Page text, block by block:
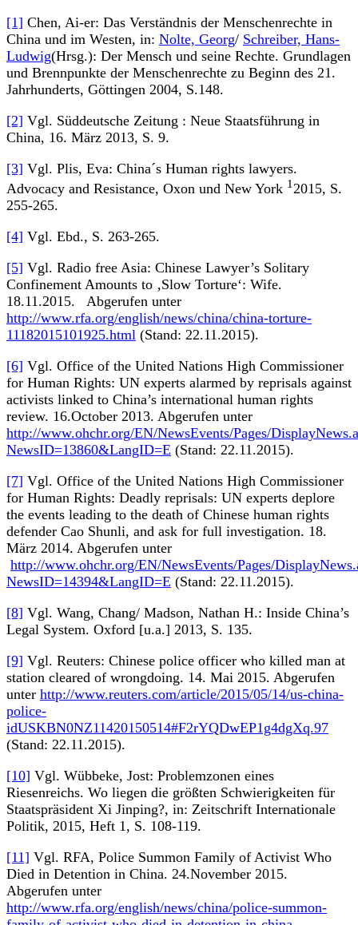
[1] Chen, Ai-er: Das Verständnis der Menschenrechte in
China und im Westen, in: Nolte, Georg/ Schreiber, Hans-
Ludwig(Hrsg.): Der Mensch und seine Rechte. Grundlagen
und Brennpunkte der Menschenrechte zu Beginn des 21.
Jahrhunderts, Göttingen 2004, S.148.
[2] Vgl. Süddeutsche Zeitung : Neue Staatsführung in
China, 16. März 2013, S. 9.
[3] Vgl. Plis, Eva: China´s Human rights lawyers.
Advocacy and Resistance, Oxon und New York 1 2015, S.
255-265.
[4] Vgl. Ebd., S. 263-265.
[5] Vgl. Radio free Asia: Chinese Lawyer’s Solitary
Confinement Amounts to ‚Slow Torture‘: Wife.
18.11.2015. Abgerufen unter
http://www.rfa.org/english/news/china/china-torture-
11182015101925.html (Stand: 22.11.2015).
[6] Vgl. Office of the United Nations High Commissioner
for Human Rights: UN experts alarmed by reprisals against
activists linked to China’s international human rights
review. 16.October 2013. Abgerufen unter
http://www.ohchr.org/EN/NewsEvents/Pages/
NewsID=13860&LangID=E (Stand: 22.11.2015).
[7] Vgl. Office of the United Nations High Commissioner
for Human Rights: Deadly reprisals: UN experts deplore
the events leading to the death of Chinese human rights
defender Cao Shunli, and ask for full investigation. 18.
März 2014. Abgerufen unter
http://www.ohchr.org/EN/NewsEvents/Pages/
NewsID=14394&LangID=E (Stand: 22.11.2015).
[8] Vgl. Wang, Chang/ Madson, Nathan H.: Inside China’s
Legal System. Oxford [u.a.] 2013, S. 135.
[9] Vgl. Reuters: Chinese police officer who killed man at
station cleared of wrongdoing. 14. Mai 2015. Abgerufen
unter http://www.reuters.com/article/2015/05/14/us-china-
police-
idUSKBN0NZ11420150514#F2rYQDwEP1g4dgXq.97
(Stand: 22.11.2015).
[10] Vgl. Wübbeke, Jost: Problemzonen eines
Riesenreichs. Wo liegen die größten Schwierigkeiten für
Staatspräsident Xi Jinping?, in: Zeitschrift Internationale
Politik, 2015, Heft 1, S. 108-119.
[11] Vgl. RFA, Police Summon Family of Activist Who
Died in Detention in China. 24.November 2015.
Abgerufen unter
http://www.rfa.org/english/news/china/police-summon-